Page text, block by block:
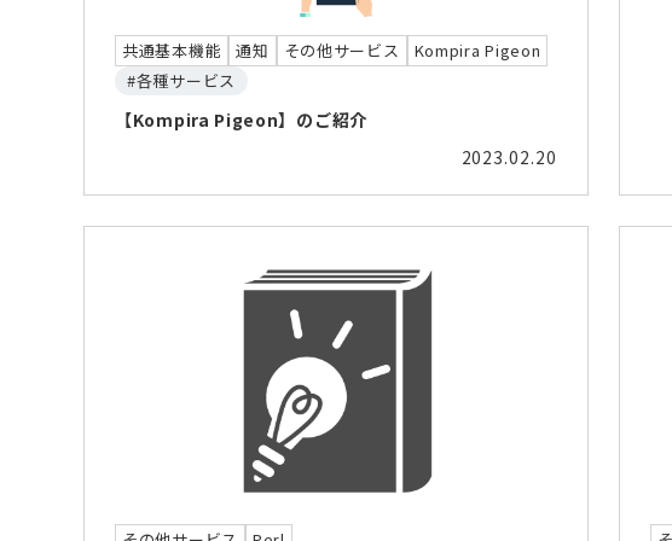
共通基本機能 通知 その他サービス
Kompira Pigeon
#各種サービス
【Kompira Pigeon】のご紹介
2023.02.20